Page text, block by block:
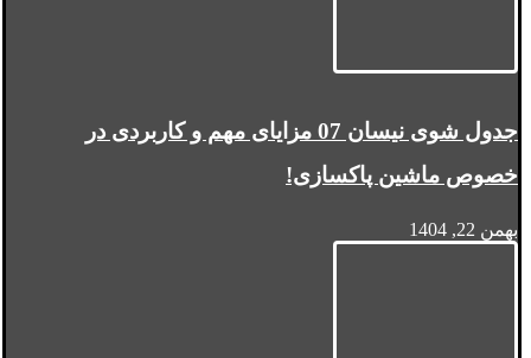
جدول شوی نیسان 07 مزایای مهم و کاربردی در
خصوص ماشین پاکسازی!
بهمن 22, 1404